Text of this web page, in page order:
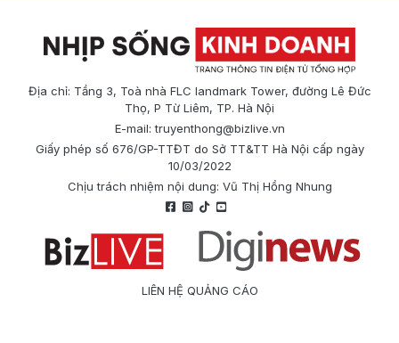
Địa chỉ: Tầng 3, Toà nhà FLC landmark Tower, đường Lê Đức
Thọ, P Từ Liêm, TP. Hà Nội
E-mail:truyenthong@bizlive.vn
Giấy phép số 676/GP-TTĐT do Sở TT&TT Hà Nội cấp ngày
10/03/2022
Chịu trách nhiệm nội dung: Vũ Thị Hồng Nhung
LIÊN HỆ QUẢNG CÁO